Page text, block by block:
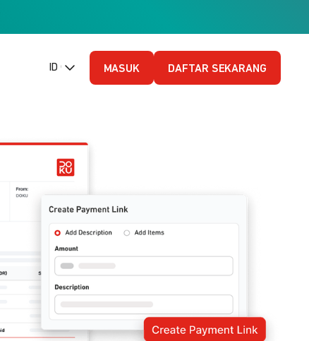
ID (Bahasa Indonesia)
MASUK DAFTAR SEKARANG